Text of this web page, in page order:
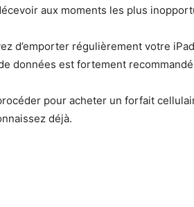
aux moments les plus
d’emporter régulièrement votre
données est fortement
pour acheter un forfait
déjà.